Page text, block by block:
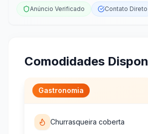
Anúncio Verificado Contato Direto
Comodidades
Gastronomia
Churrasqueira coberta